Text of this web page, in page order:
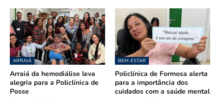
ARRAIÁ
Arraiá da hemodiálise leva
alegria para a Policlínica de
Posse
BEM-ESTAR
Policlínica de Formosa alerta
para a importância dos
cuidados com a saúde mental